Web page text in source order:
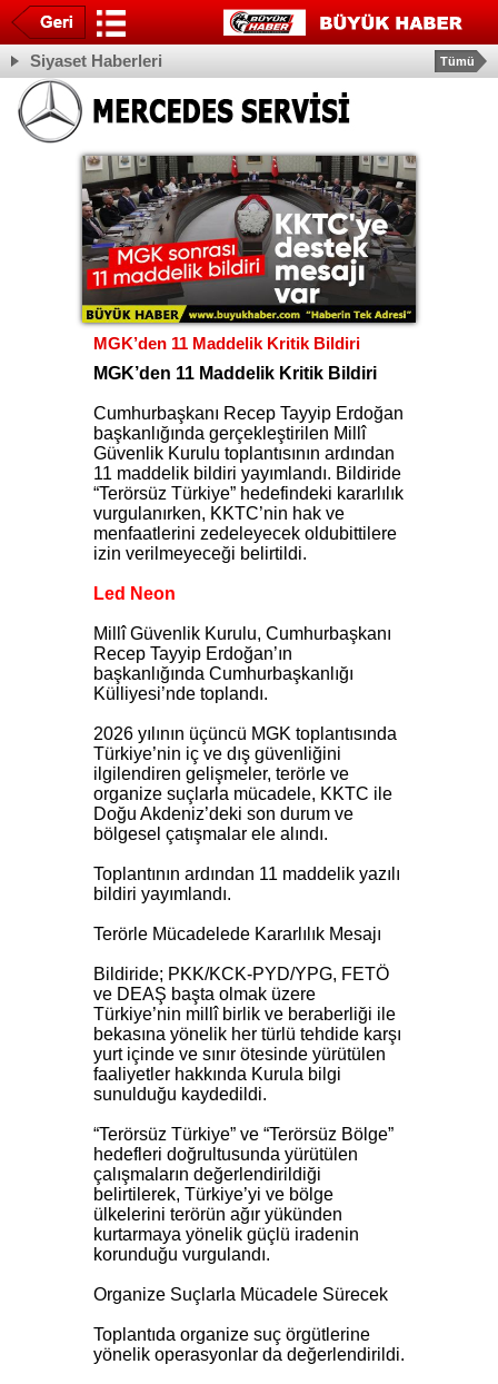
Siyaset Haberleri Tümü
MGK’den 11 Maddelik Kritik Bildiri
MGK’den 11 Maddelik Kritik Bildiri
Cumhurbaşkanı Recep Tayyip Erdoğan
başkanlığında gerçekleştirilen Millî
Güvenlik Kurulu toplantısının ardından
11 maddelik bildiri yayımlandı. Bildiride
“Terörsüz Türkiye” hedefindeki kararlılık
vurgulanırken, KKTC’nin hak ve
menfaatlerini zedeleyecek oldubittilere
izin verilmeyeceği belirtildi.
Led Neon
Millî Güvenlik Kurulu, Cumhurbaşkanı
Recep Tayyip Erdoğan’ın
başkanlığında Cumhurbaşkanlığı
Külliyesi’nde toplandı.
2026 yılının üçüncü MGK toplantısında
Türkiye’nin iç ve dış güvenliğini
ilgilendiren gelişmeler, terörle ve
organize suçlarla mücadele, KKTC ile
Doğu Akdeniz’deki son durum ve
bölgesel çatışmalar ele alındı.
Toplantının ardından 11 maddelik yazılı
bildiri yayımlandı.
Terörle Mücadelede Kararlılık Mesajı
Bildiride; PKK/KCK-PYD/YPG, FETÖ
ve DEAŞ başta olmak üzere
Türkiye’nin millî birlik ve beraberliği ile
bekasına yönelik her türlü tehdide karşı
yurt içinde ve sınır ötesinde yürütülen
faaliyetler hakkında Kurula bilgi
sunulduğu kaydedildi.
“Terörsüz Türkiye” ve “Terörsüz Bölge”
hedefleri doğrultusunda yürütülen
çalışmaların değerlendirildiği
belirtilerek, Türkiye’yi ve bölge
ülkelerini terörün ağır yükünden
kurtarmaya yönelik güçlü iradenin
korunduğu vurgulandı.
Organize Suçlarla Mücadele Sürecek
Toplantıda organize suç örgütlerine
yönelik operasyonlar da değerlendirildi.